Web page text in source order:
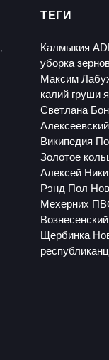
ТЕГИ
Калмыкия
уборка
Максим
калий груши
Светлана
Википедия
Золотое
Алексей
Рэнд Пол
Мехерних
Вознесенский
Щербинка